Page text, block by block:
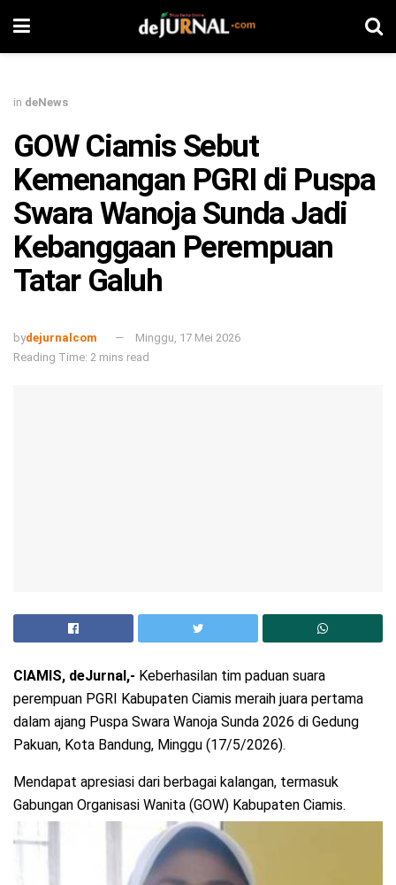
in deNews
GOW Ciamis Sebut
Kemenangan PGRI di Puspa
Swara Wanoja Sunda Jadi
Kebanggaan Perempuan
Tatar Galuh
bydejurnalcom
Minggu, 17 Mei 2026
Reading Time: 2 mins read
CIAMIS, deJurnal,- Keberhasilan tim paduan suara
perempuan PGRI Kabupaten Ciamis meraih juara pertama
dalam ajang Puspa Swara Wanoja Sunda 2026 di Gedung
Pakuan, Kota Bandung, Minggu (17/5/2026).
Mendapat apresiasi dari berbagai kalangan, termasuk
Gabungan Organisasi Wanita (GOW) Kabupaten Ciamis.